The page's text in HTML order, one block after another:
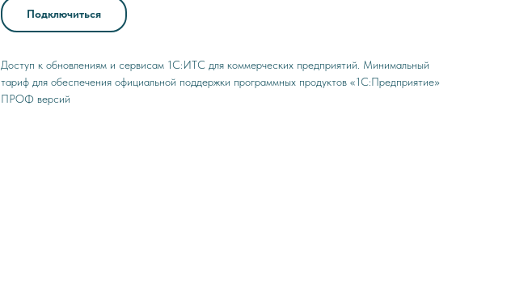
Подключиться
Доступ к обновлениям и сервисам 1С:ИТС для коммерческих предприятий. Минимальный
тариф для обеспечения официальной поддержки программных продуктов «1С:Предприятие»
ПРОФ версий